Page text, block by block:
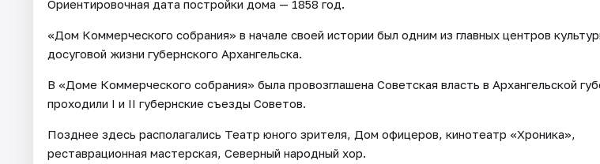
Ориентировочная дата постройки дома — 1858 год.
«Дом Коммерческого собрания» в начале своей истории был одним из главных центров
досуговой жизни губернского Архангельска.
В «Доме Коммерческого собрания» была провозглашена Советская власть в Архангельской
проходили I и II губернские съезды Советов.
Позднее здесь располагались Театр юного зрителя, Дом офицеров, кинотеатр «Хроника»,
реставрационная мастерская, Северный народный хор.